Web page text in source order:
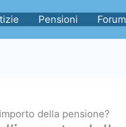
Pensioni Forum
della pensione?